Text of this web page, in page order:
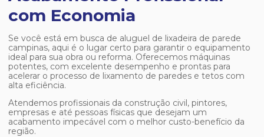
com Economia
Se você está em busca de aluguel de lixadeira de parede
campinas, aqui é o lugar certo para garantir o equipamento
ideal para sua obra ou reforma. Oferecemos máquinas
potentes, com excelente desempenho e prontas para
acelerar o processo de lixamento de paredes e tetos com
alta eficiência.
Atendemos profissionais da construção civil, pintores,
empresas e até pessoas físicas que desejam um
acabamento impecável com o melhor custo-benefício da
região.